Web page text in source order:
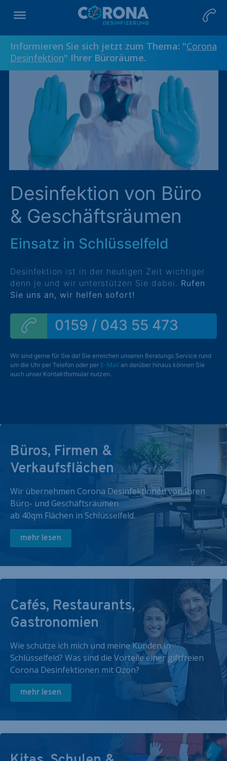
Informieren Sie sich jetzt zum Thema: "Corona
Desinfektion" Ihrer Büroräume.
Desinfektion von Büro
& Geschäftsräumen
Einsatz in Schlüsselfeld
Desinfektion ist in der heutigen Zeit wichtiger
denn je und wir unterstützen Sie dabei. Rufen
Sie uns an, wir helfen sofort!
0159 / 043 55 473
Wir sind gerne für Sie da! Sie erreichen unseren Beratungs Service rund
um die Uhr per Telefon oder per E-Mail an darüber hinaus können Sie
auch unser Kontaktformular nutzen.
Büros, Firmen &
Verkaufsflächen
Wir übernehmen Corona Desinfektionen von Ihren
Büro- und Geschäftsräumen
ab 40qm Flächen in Schlüsselfeld.
mehr lesen
Cafés, Restaurants,
Gastronomien
Wie schütze ich mich und meine Kunden in
Schlüsselfeld? Was sind die Vorteile einer giftfreien
Corona Desinfektionen mit Ozon?
mehr lesen